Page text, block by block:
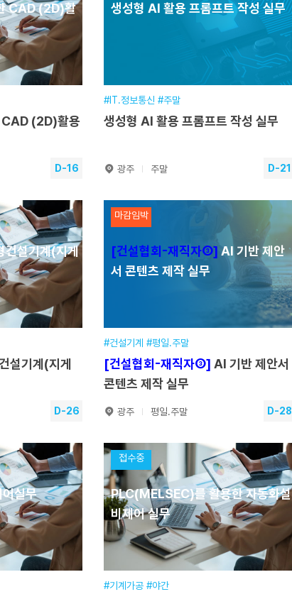
) [야간]
월 18:30~22:30 / 화~금 18:30~21:30
훈련기간
2026.08.18~2026.09.02
48시간(13일) [평일.주말]
평일 18:00~21:00 / 주말 10:00~17:00
접수기간
2026.05.13~2026.08.17
CAD (2D)활
CAD (2D)활용
D-16
CAD (2D)
2026.08.24~2026.08.27
) [야간]
생성형 AI 활용 프롬프트 작성 실무
#IT.정보통신 #주말
생성형 AI 활용 프롬프트 작성 실무
광주 주말 D-21
생성형 AI 활용 프롬프트 작성 실
무
훈련기간
2026.08.29~2026.08.29
교육일정
7시간(1일) [주말]
접수기간
2026.01.19~2026.08.29
수강신청
건설기계(지게
설기계(지게
D-26
건설기계(지
2026.09.03~2026.09.19
) [평일.주말]
(이론)18:10~21:10 (실기)08:30~17:00
마감임박
[건설협회-재직자③] AI 기반 제안
서 콘텐츠 제작 실무
#건설기계 #평일.주말
[건설협회-재직자③] AI 기반 제안서
콘텐츠 제작 실무
광주 평일.주말 D-28
[건설협회-재직자③]
AI 기반 제
안서 콘텐츠 제작 실무
훈련기간
2026.09.05~2026.09.19
교육일정
48시간(13일) [평일.주말]
교육시간
교육장소
(서울) 휴먼IT교육센터
접수기간
실무
접수중
PLC(MELSEC)를 활용한 자동화설
비제어 실무
#기계가공 #야간